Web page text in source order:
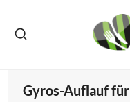
Inhalt
Gyros-Auflauf